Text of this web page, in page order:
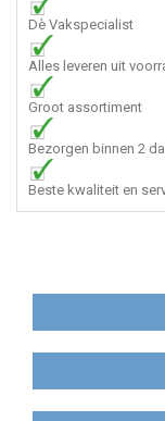
Dè Vakspecialist
Alles leveren uit
Groot assortiment
Bezorgen binnen 2
Beste kwaliteit en